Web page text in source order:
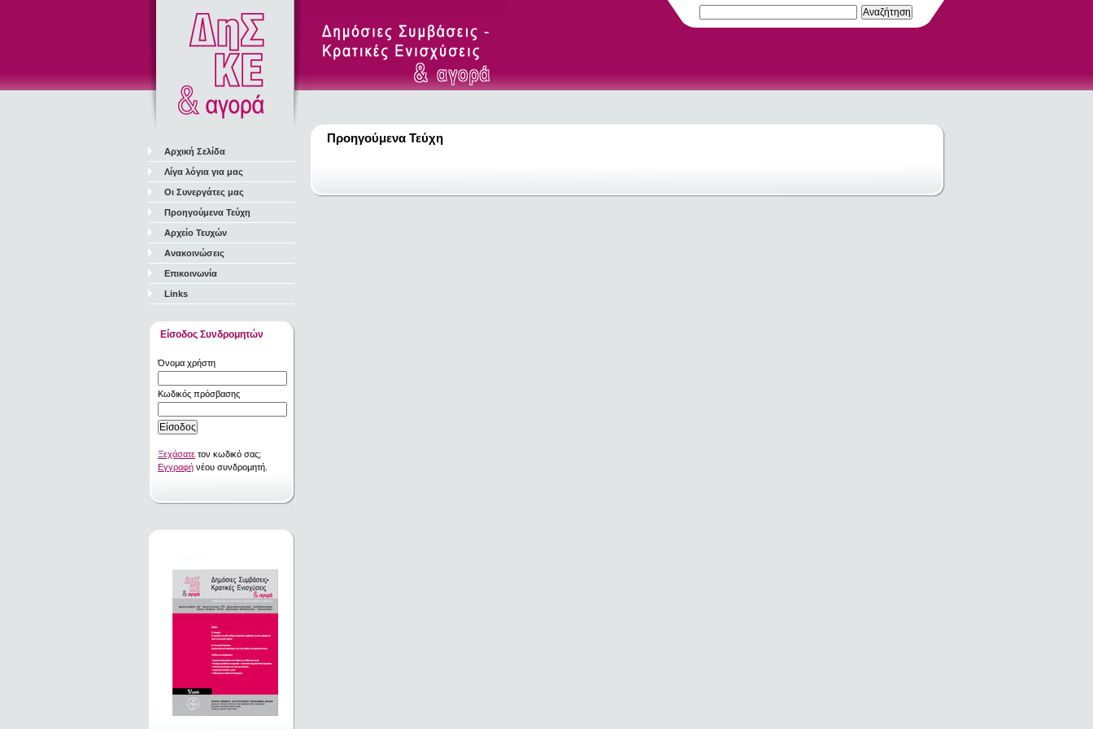
Αρχική Σελίδα
Λίγα λόγια για μας
Οι Συνεργάτες μας
Προηγούμενα Τεύχη
Αρχείο Τευχών
Ανακοινώσεις
Επικοινωνία
Links
Είσοδος Συνδρομητών
Όνομα χρήστη
Κωδικός πρόσβασης
Ξεχάσατε τον κωδικό σας;
Εγγραφή νέου συνδρομητή.
Προηγούμενα Τεύχη